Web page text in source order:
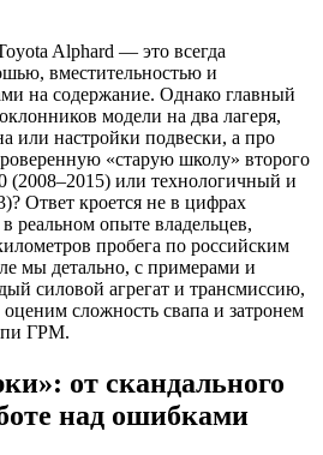
Alphard — это всегда
вместительностью и
на содержание. Однако главный
модели на два лагеря,
или настройки подвески, а про
«старую школу» второго
(2008–2015) или технологичный и
Ответ кроется не в цифрах
реальном опыте владельцев,
пробега по российским
мы детально, с примерами и
силовой агрегат и трансмиссию,
сложность свапа и затронем
ГРМ.
от скандального
над ошибками